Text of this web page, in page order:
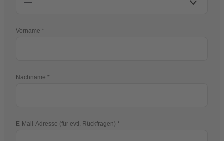
Vorname
Nachname
E-Mail-Adresse (für evtl. Rückfragen)